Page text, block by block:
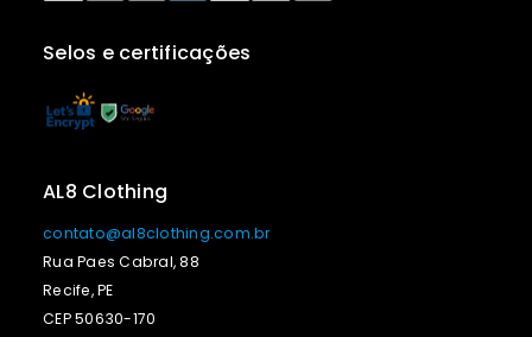
Selos e certificações
AL8 Clothing
contato@al8clothing.com.br
Rua Paes Cabral, 88
Recife, PE
CEP 50630-170